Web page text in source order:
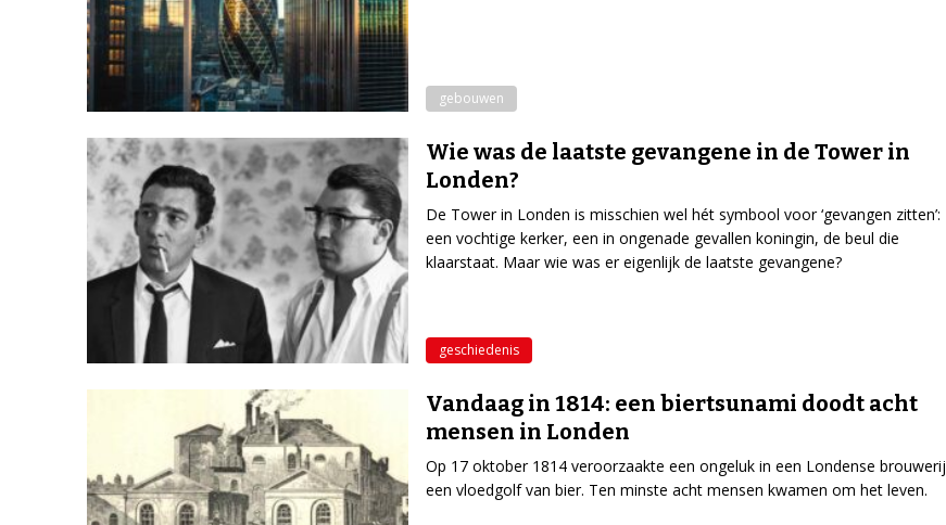
gebouwen
Wie was de laatste gevangene in de Tower in
Londen?
De Tower in Londen is misschien wel hét symbool voor ‘gevangen zitten’:
een vochtige kerker, een in ongenade gevallen koningin, de beul die
klaarstaat. Maar wie was er eigenlijk de laatste gevangene?
geschiedenis
Vandaag in 1814: een biertsunami doodt acht
mensen in Londen
Op 17 oktober 1814 veroorzaakte een ongeluk in een Londense brouwerij
een vloedgolf van bier. Ten minste acht mensen kwamen om het leven.